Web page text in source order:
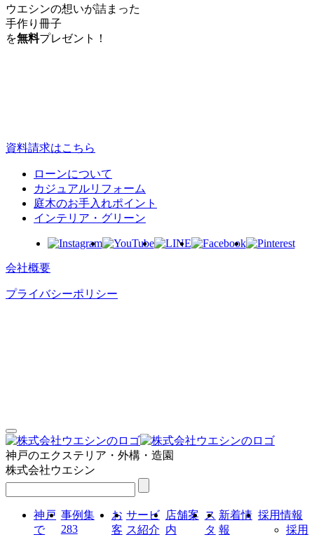
ウエシンの想いが詰まった
手作り冊子
を無料プレゼント！
資料請求はこちら
ローンについて
カジュアルリフォーム
庭⽊のお⼿⼊れポイント
インテリア・グリーン
会社概要
プライバシーポリシー
神戸のエクステリア・外構・造園
株式会社ウエシン
神戸
で
事例集
283
お
客
サービ
ス紹介
店舗案
内
ス
タ
新着情
報
採用情報
採用